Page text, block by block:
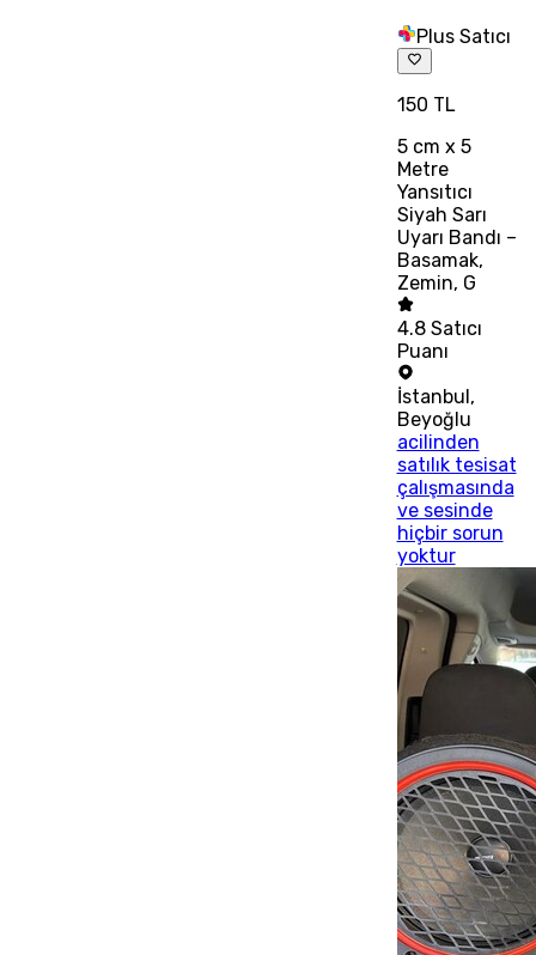
Plus Satıcı
150 TL
5 cm x 5
Metre
Yansıtıcı
Siyah Sarı
Uyarı Bandı –
Basamak,
Zemin, G
4.8 Satıcı
Puanı
İstanbul,
Beyoğlu
acilinden
satılık tesisat
çalışmasında
ve sesinde
hiçbir sorun
yoktur